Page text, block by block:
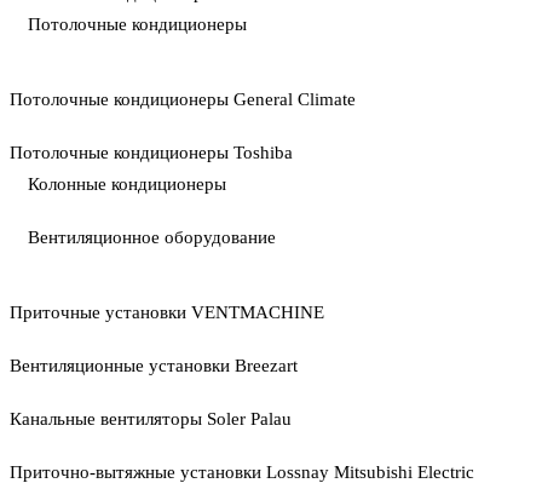
Потолочные кондиционеры
Потолочные кондиционеры General Climate
Потолочные кондиционеры Toshiba
Колонные кондиционеры
Вентиляционное оборудование
Приточные установки VENTMACHINE
Вентиляционные установки Breezart
Канальные вентиляторы Soler Palau
Приточно-вытяжные установки Lossnay Mitsubishi Electric